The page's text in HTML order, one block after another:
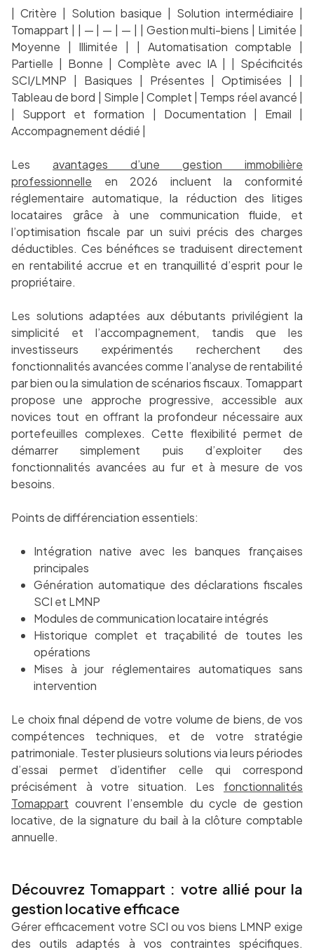
| Critère | Solution basique | Solution intermédiaire |
Tomappart | | — | — | — | | Gestion multi-biens | Limitée |
Moyenne | Illimitée | | Automatisation comptable |
Partielle | Bonne | Complète avec IA | | Spécificités
SCI/LMNP | Basiques | Présentes | Optimisées | |
Tableau de bord | Simple | Complet | Temps réel avancé |
| Support et formation | Documentation | Email |
Accompagnement dédié |
Les avantages d’une gestion immobilière
professionnelle en 2026 incluent la conformité
réglementaire automatique, la réduction des litiges
locataires grâce à une communication fluide, et
l’optimisation fiscale par un suivi précis des charges
déductibles. Ces bénéfices se traduisent directement
en rentabilité accrue et en tranquillité d’esprit pour le
propriétaire.
Les solutions adaptées aux débutants privilégient la
simplicité et l’accompagnement, tandis que les
investisseurs expérimentés recherchent des
fonctionnalités avancées comme l’analyse de rentabilité
par bien ou la simulation de scénarios fiscaux. Tomappart
propose une approche progressive, accessible aux
novices tout en offrant la profondeur nécessaire aux
portefeuilles complexes. Cette flexibilité permet de
démarrer simplement puis d’exploiter des
fonctionnalités avancées au fur et à mesure de vos
besoins.
Points de différenciation essentiels:
Intégration native avec les banques françaises
principales
Génération automatique des déclarations fiscales
SCI et LMNP
Modules de communication locataire intégrés
Historique complet et traçabilité de toutes les
opérations
Mises à jour réglementaires automatiques sans
intervention
Le choix final dépend de votre volume de biens, de vos
compétences techniques, et de votre stratégie
patrimoniale. Tester plusieurs solutions via leurs périodes
d’essai permet d’identifier celle qui correspond
précisément à votre situation. Les fonctionnalités
Tomappart couvrent l’ensemble du cycle de gestion
locative, de la signature du bail à la clôture comptable
annuelle.
Découvrez Tomappart : votre allié pour la
gestion locative efficace
Gérer efficacement votre SCI ou vos biens LMNP exige
des outils adaptés à vos contraintes spécifiques.